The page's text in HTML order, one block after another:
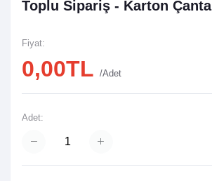
Toplu Sipariş - Karton Çanta
Fiyat:
0,00TL /Adet
Adet: